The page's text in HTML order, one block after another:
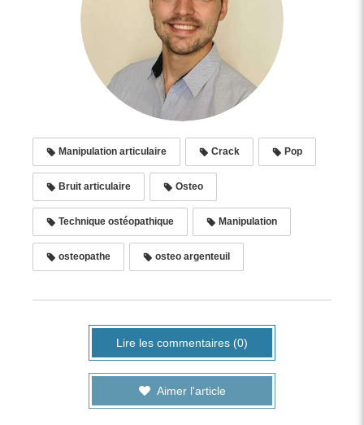
Manipulation articulaire Crack Pop
Bruit articulaire Osteo
Technique ostéopathique Manipulation
osteopathe osteo argenteuil
Lire les commentaires (0)
Aimer l'article